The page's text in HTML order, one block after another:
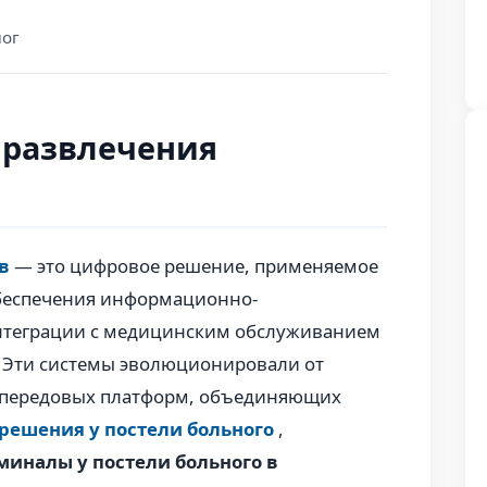
— это цифровое решение, применяемое
информационно-
с медицинским обслуживанием
системы эволюционировали от
платформ, объединяющих
у постели больного ,
у постели больного в